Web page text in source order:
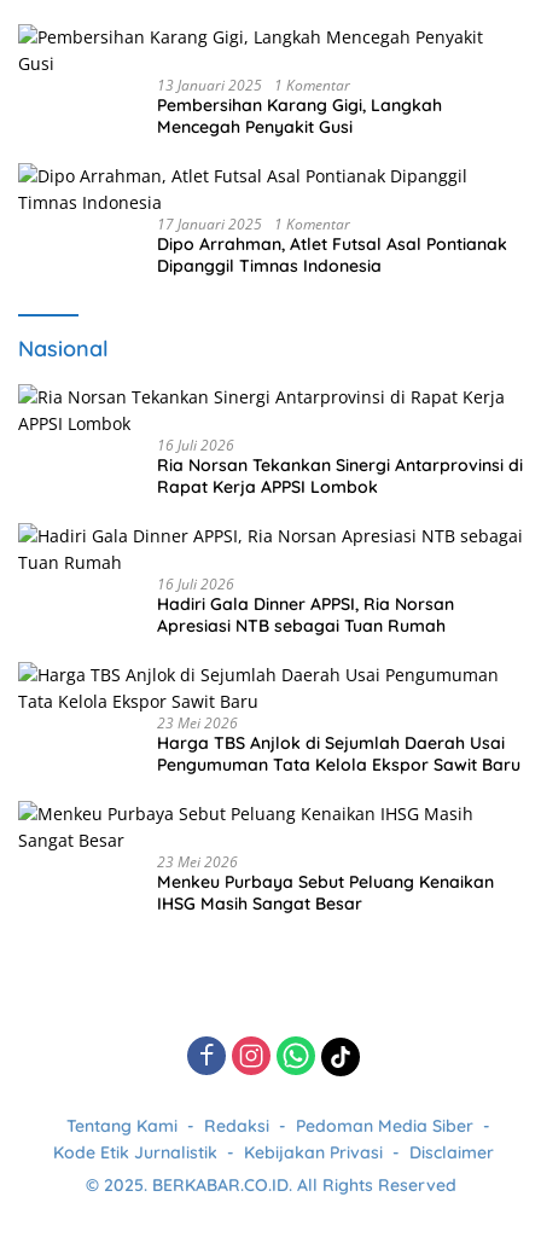
13 Januari 2025 1 Komentar
Pembersihan Karang Gigi, Langkah
Mencegah Penyakit Gusi
17 Januari 2025 1 Komentar
Dipo Arrahman, Atlet Futsal Asal Pontianak
Dipanggil Timnas Indonesia
Nasional
16 Juli 2026
Ria Norsan Tekankan Sinergi Antarprovinsi di
Rapat Kerja APPSI Lombok
16 Juli 2026
Hadiri Gala Dinner APPSI, Ria Norsan
Apresiasi NTB sebagai Tuan Rumah
23 Mei 2026
Harga TBS Anjlok di Sejumlah Daerah Usai
Pengumuman Tata Kelola Ekspor Sawit Baru
23 Mei 2026
Menkeu Purbaya Sebut Peluang Kenaikan
IHSG Masih Sangat Besar
Tentang Kami Redaksi
Pedoman Media Siber
Kode Etik Jurnalistik
Kebijakan Privasi
Disclaimer
© 2025. BERKABAR.CO.ID. All Rights Reserved